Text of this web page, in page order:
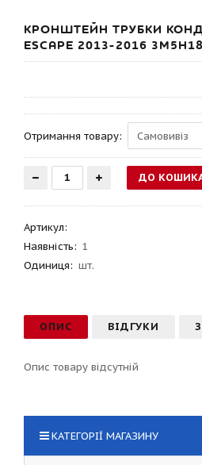
КРОНШТЕЙН ТРУБКИ
ESCAPE 2013-2016
Отримання товару:
Артикул:
Наявність: 1
Одиниця: шт.
ОПИС ВІДГУКИ
Опис товару відсутній
КАТЕГОРІЇ МАГАЗИНУ